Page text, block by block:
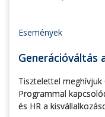
Események
Generációváltás
Tisztelettel
Programmal
és HR a